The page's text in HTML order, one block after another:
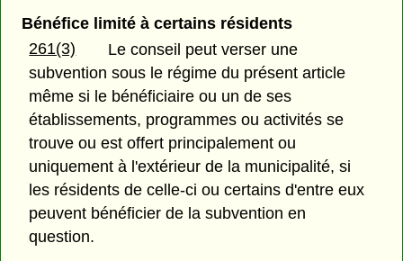
Bénéfice limité à certains résidents
261(3)
Le conseil peut verser une
subvention sous le régime du présent article
même si le bénéficiaire ou un de ses
établissements, programmes ou activités se
trouve ou est offert principalement ou
uniquement à l'extérieur de la municipalité, si
les résidents de celle-ci ou certains d'entre eux
peuvent bénéficier de la subvention en
question.